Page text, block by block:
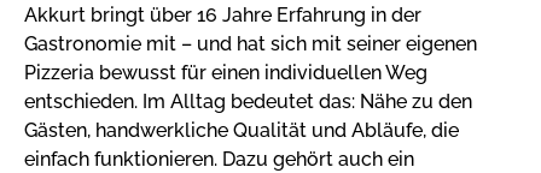
Akkurt bringt über 16 Jahre Erfahrung in der
Gastronomie mit – und hat sich mit seiner eigenen
Pizzeria bewusst für einen individuellen Weg
entschieden. Im Alltag bedeutet das: Nähe zu den
Gästen, handwerkliche Qualität und Abläufe, die
einfach funktionieren. Dazu gehört auch ein